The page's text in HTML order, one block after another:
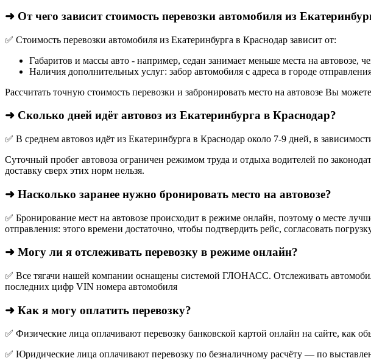
➜ От чего зависит стоимость перевозки автомобиля из
✅ Стоимость перевозки автомобиля из Екатеринбурга в Краснодар зависит от:
Габаритов и массы авто - например, седан занимает меньше места на автовозе,
Наличия дополнительных услуг: забор автомобиля с адреса в городе
Рассчитать точную стоимость перевозки и забронировать место на автовозе Вы
➜ Сколько дней идёт автовоз из Екатеринбурга в Краснодар?
✅ В среднем автовоз идёт из Екатеринбурга в Краснодар около 7-9 дней, в
Суточный пробег автовоза ограничен режимом труда и отдыха водителей по
доставку сверх этих норм нельзя.
➜ Насколько заранее нужно бронировать место на автовозе?
✅ Бронирование мест на автовозе происходит в режиме онлайн, поэтому о месте
отправления: этого времени достаточно, чтобы подтвердить рейс, согласовать
➜ Могу ли я отслеживать перевозку в режиме онлайн?
✅ Все тягачи нашей компании оснащены системой ГЛОНАСС. Отслеживать
последних цифр VIN номера автомобиля
➜ Как я могу оплатить перевозку?
✅ Физические лица оплачивают перевозку банковской картой онлайн на сайте, как
✅ Юридические лица оплачивают перевозку по безналичному расчёту — по